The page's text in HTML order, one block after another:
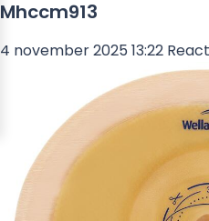
Mhccm913
4 november 2025 13:22